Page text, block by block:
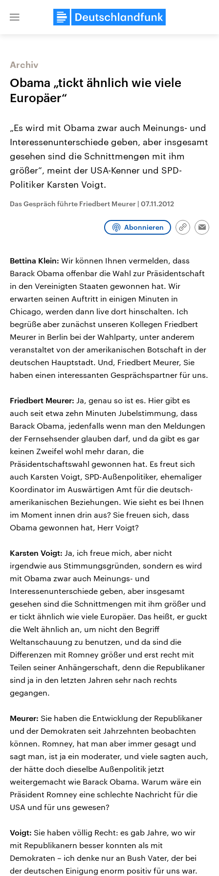
Close
Landtagswahl Sachsen-Anhalt
Alle Informationen
September 2026 einen neuen
Landtag. Seit 2021 wird das
und Kandidaten der anstehenden
Wahl.
USA
gehören die Vereinigten
den mächtigsten Ländern
aktuelle Weltgeschehen.
Audio-Archiv
Archiv
Obama „tickt ähnlich wie viele
Europäer“
„Es wird mit Obama zwar auch Meinungs- und
Interessenunterschiede geben, aber insgesamt
gesehen sind die Schnittmengen mit ihm
größer“, meint der USA-Kenner und SPD-
Politiker Karsten Voigt.
Das Gespräch führte Friedbert Meurer | 07.11.2012
Abonnieren
Link
Bettina Klein: Wir können Ihnen vermelden, dass
Barack Obama offenbar die Wahl zur Präsidentschaft
in den Vereinigten Staaten gewonnen hat. Wir
erwarten seinen Auftritt in einigen Minuten in
Chicago, werden dann live dort hinschalten. Ich
begrüße aber zunächst unseren Kollegen Friedbert
Meurer in Berlin bei der Wahlparty, unter anderem
veranstaltet von der amerikanischen Botschaft in der
deutschen Hauptstadt. Und, Friedbert Meurer, Sie
haben einen interessanten Gesprächspartner für uns.
Friedbert Meurer: Ja, genau so ist es. Hier gibt es
auch seit etwa zehn Minuten Jubelstimmung, dass
Barack Obama, jedenfalls wenn man den Meldungen
der Fernsehsender glauben darf, und da gibt es gar
keinen Zweifel wohl mehr daran, die
Präsidentschaftswahl gewonnen hat. Es freut sich
auch Karsten Voigt, SPD-Außenpolitiker, ehemaliger
Koordinator im Auswärtigen Amt für die deutsch-
amerikanischen Beziehungen. Wie sieht es bei Ihnen
im Moment innen drin aus? Sie freuen sich, dass
Obama gewonnen hat, Herr Voigt?
Karsten Voigt: Ja, ich freue mich, aber nicht
irgendwie aus Stimmungsgründen, sondern es wird
mit Obama zwar auch Meinungs- und
Interessenunterschiede geben, aber insgesamt
gesehen sind die Schnittmengen mit ihm größer und
er tickt ähnlich wie viele Europäer. Das heißt, er guckt
die Welt ähnlich an, um nicht den Begriff
Weltanschauung zu benutzen, und da sind die
Differenzen mit Romney größer und erst recht mit
Teilen seiner Anhängerschaft, denn die Republikaner
sind ja in den letzten Jahren sehr nach rechts
gegangen.
Meurer: Sie haben die Entwicklung der Republikaner
und der Demokraten seit Jahrzehnten beobachten
können. Romney, hat man aber immer gesagt und
sagt man, ist ja ein moderater, und viele sagten auch,
der hätte doch dieselbe Außenpolitik jetzt
weitergemacht wie Barack Obama. Warum wäre ein
Präsident Romney eine schlechte Nachricht für die
USA und für uns gewesen?
Voigt: Sie haben völlig Recht: es gab Jahre, wo wir
mit Republikanern besser konnten als mit
Demokraten – ich denke nur an Bush Vater, der bei
der deutschen Einigung enorm positiv für uns war.